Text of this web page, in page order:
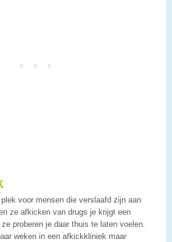
voor mensen die verslaafd zijn aan
ze afkicken van drugs je krijgt een
proberen je daar thuis te laten voelen.
weken in een afkickkliniek maar